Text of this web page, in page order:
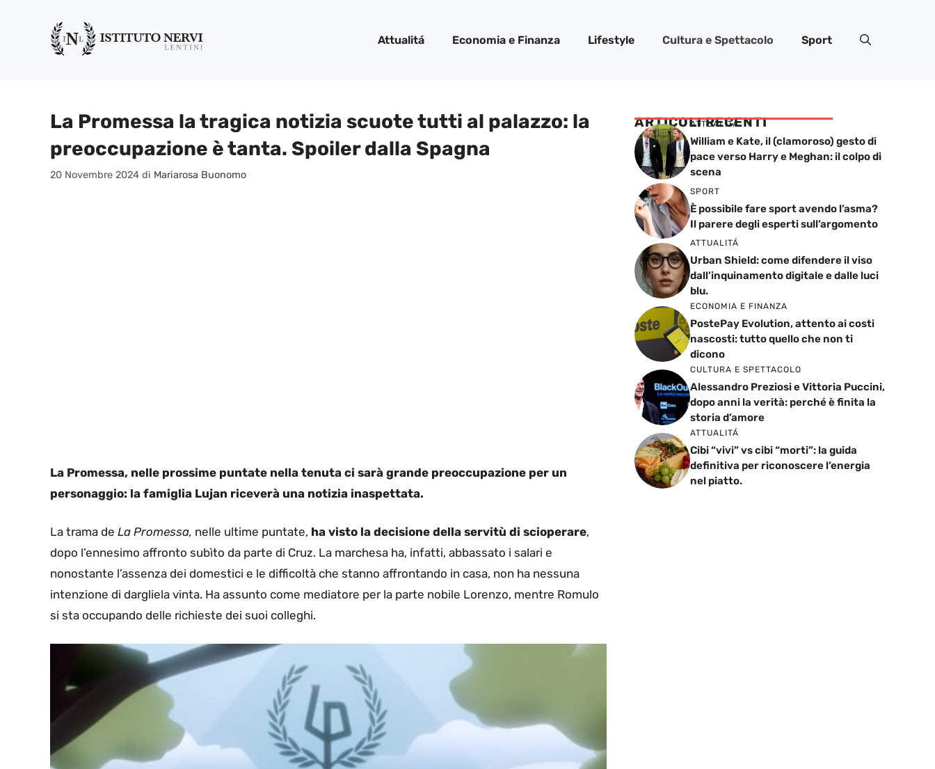
contenuto
Attualitá Economia e Finanza Lifestyle Cultura e Spettacolo Sport
La Promessa la tragica notizia scuote tutti al palazzo: la
preoccupazione è tanta. Spoiler dalla Spagna
20 Novembre 2024 di Mariarosa Buonomo
La Promessa, nelle prossime puntate nella tenuta ci sarà grande preoccupazione per un
personaggio: la famiglia Lujan riceverà una notizia inaspettata.
La trama de La Promessa, nelle ultime puntate, ha visto la decisione della servitù di scioperare,
dopo l’ennesimo affronto subìto da parte di Cruz. La marchesa ha, infatti, abbassato i salari e
nonostante l’assenza dei domestici e le difficoltà che stanno affrontando in casa, non ha nessuna
intenzione di dargliela vinta. Ha assunto come mediatore per la parte nobile Lorenzo, mentre Romulo
si sta occupando delle richieste dei suoi colleghi.
ARTICOLI RECENTI
ATTUALITÁ
William e Kate, il (clamoroso) gesto di
pace verso Harry e Meghan: il colpo di
scena
SPORT
È possibile fare sport avendo l’asma?
Il parere degli esperti sull’argomento
ATTUALITÁ
Urban Shield: come difendere il viso
dall’inquinamento digitale e dalle luci
blu.
ECONOMIA E FINANZA
PostePay Evolution, attento ai costi
nascosti: tutto quello che non ti
dicono
CULTURA E SPETTACOLO
Alessandro Preziosi e Vittoria Puccini,
dopo anni la verità: perché è finita la
storia d’amore
ATTUALITÁ
Cibi “vivi” vs cibi “morti”: la guida
definitiva per riconoscere l’energia
nel piatto.